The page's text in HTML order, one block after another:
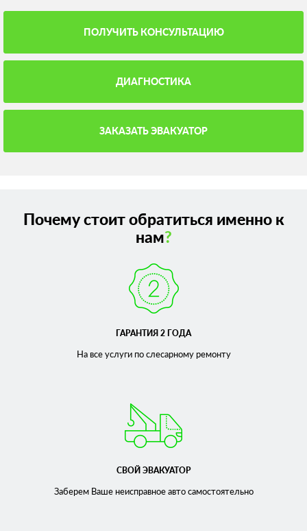
ПОЛУЧИТЬ КОНСУЛЬТАЦИЮ
ДИАГНОСТИКА
ЗАКАЗАТЬ ЭВАКУАТОР
Почему стоит обратиться именно к
нам?
ГАРАНТИЯ 2 ГОДА
На все услуги по слесарномуремонту
СВОЙ ЭВАКУАТОР
Заберем Ваше неисправноеавто самостоятельно